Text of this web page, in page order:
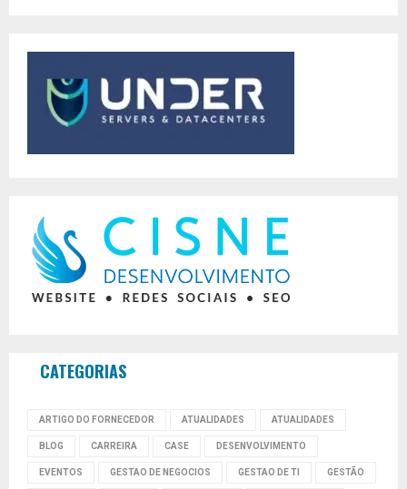
CATEGORIAS
ARTIGO DO FORNECEDOR ATUALIDADES ATUALIDADES
BLOG CARREIRA CASE DESENVOLVIMENTO
EVENTOS GESTAO DE NEGOCIOS GESTAO DE TI GESTÃO